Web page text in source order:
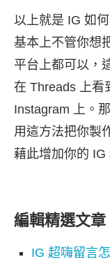
以上就是 IG 如
基本上不管你想
平台上都可以，
在 Threads 上看
Instagram 上。
用這方法把你製
藉此增加你的 IG
編輯精選文章
IG 超嗨留言